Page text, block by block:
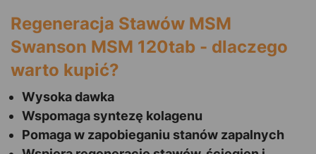
Regeneracja Stawów MSM
Swanson MSM 120tab - dlaczego
warto kupić?
Wysoka dawka
Wspomaga syntezę kolagenu
Pomaga w zapobieganiu stanów zapalnych